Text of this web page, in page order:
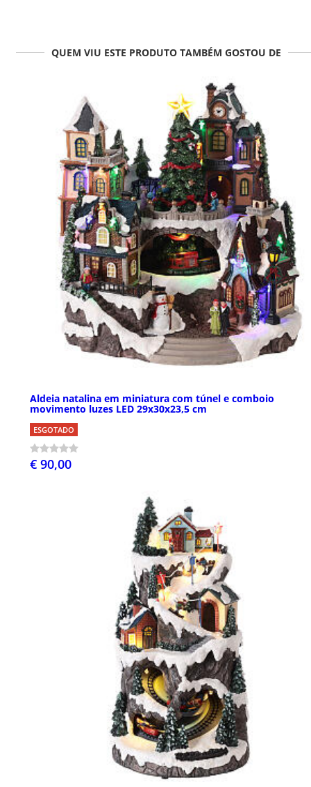
QUEM VIU ESTE PRODUTO TAMBÉM GOSTOU DE
Aldeia natalina em miniatura com túnel e comboio
movimento luzes LED 29x30x23,5 cm
ESGOTADO
€ 90,00